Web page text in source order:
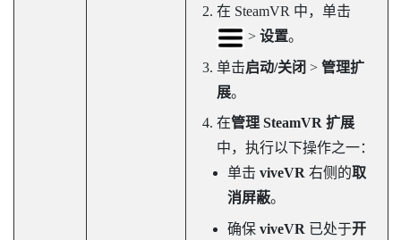
在 SteamVR 中，单击
> 设置。
单击启动/关闭 > 管理扩
展。
在管理 SteamVR 扩展
中，执行以下操作之一：
单击viveVR 右侧的取
消屏蔽。
确保viveVR 已处于开